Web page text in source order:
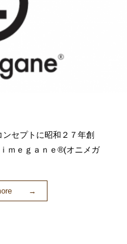
ンセプトに昭和２７年創
ｍｅｇａｎｅ®(オニメガ